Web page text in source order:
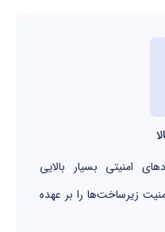
امنیتی بسیار بالایی
زیرساخت‌ها را بر عهده